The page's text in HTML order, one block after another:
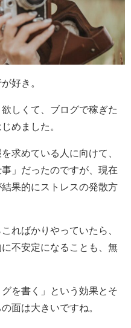
好き。
しくて、ブログで稼ぎた
めました。
求めている人に向けて、
」だったのですが、現在
果的にストレスの発散方
ればかりやっていたら、
不安定になることも、無
を書く」という効果とそ
面は大きいですね。